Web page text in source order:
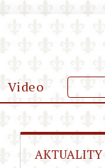
Video
AKTUALITY